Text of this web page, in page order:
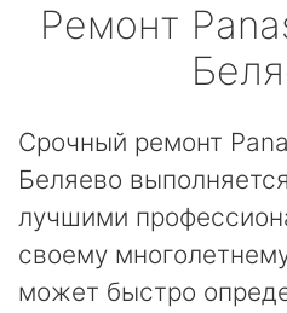
Ремонт
Срочный ремонт
Беляево
лучшими
своему
может быстро